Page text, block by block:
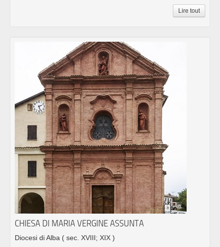
Lire tout
CHIESA DI MARIA VERGINE ASSUNTA
Diocesi di Alba ( sec. XVIII; XIX )